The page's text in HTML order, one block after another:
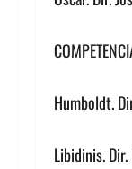
Humboldt.
Libidinis.